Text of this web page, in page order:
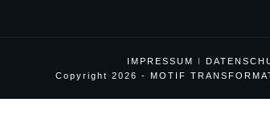
IMPRESSUM I
Copyright 2026 - MOTIF